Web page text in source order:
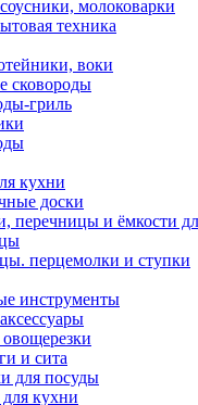
молоковарки
техника
воки
сковороды
гриль
кухни
доски
перечницы и ёмкости
перцемолки и ступки
инструменты
и сита
для посуды
кухни